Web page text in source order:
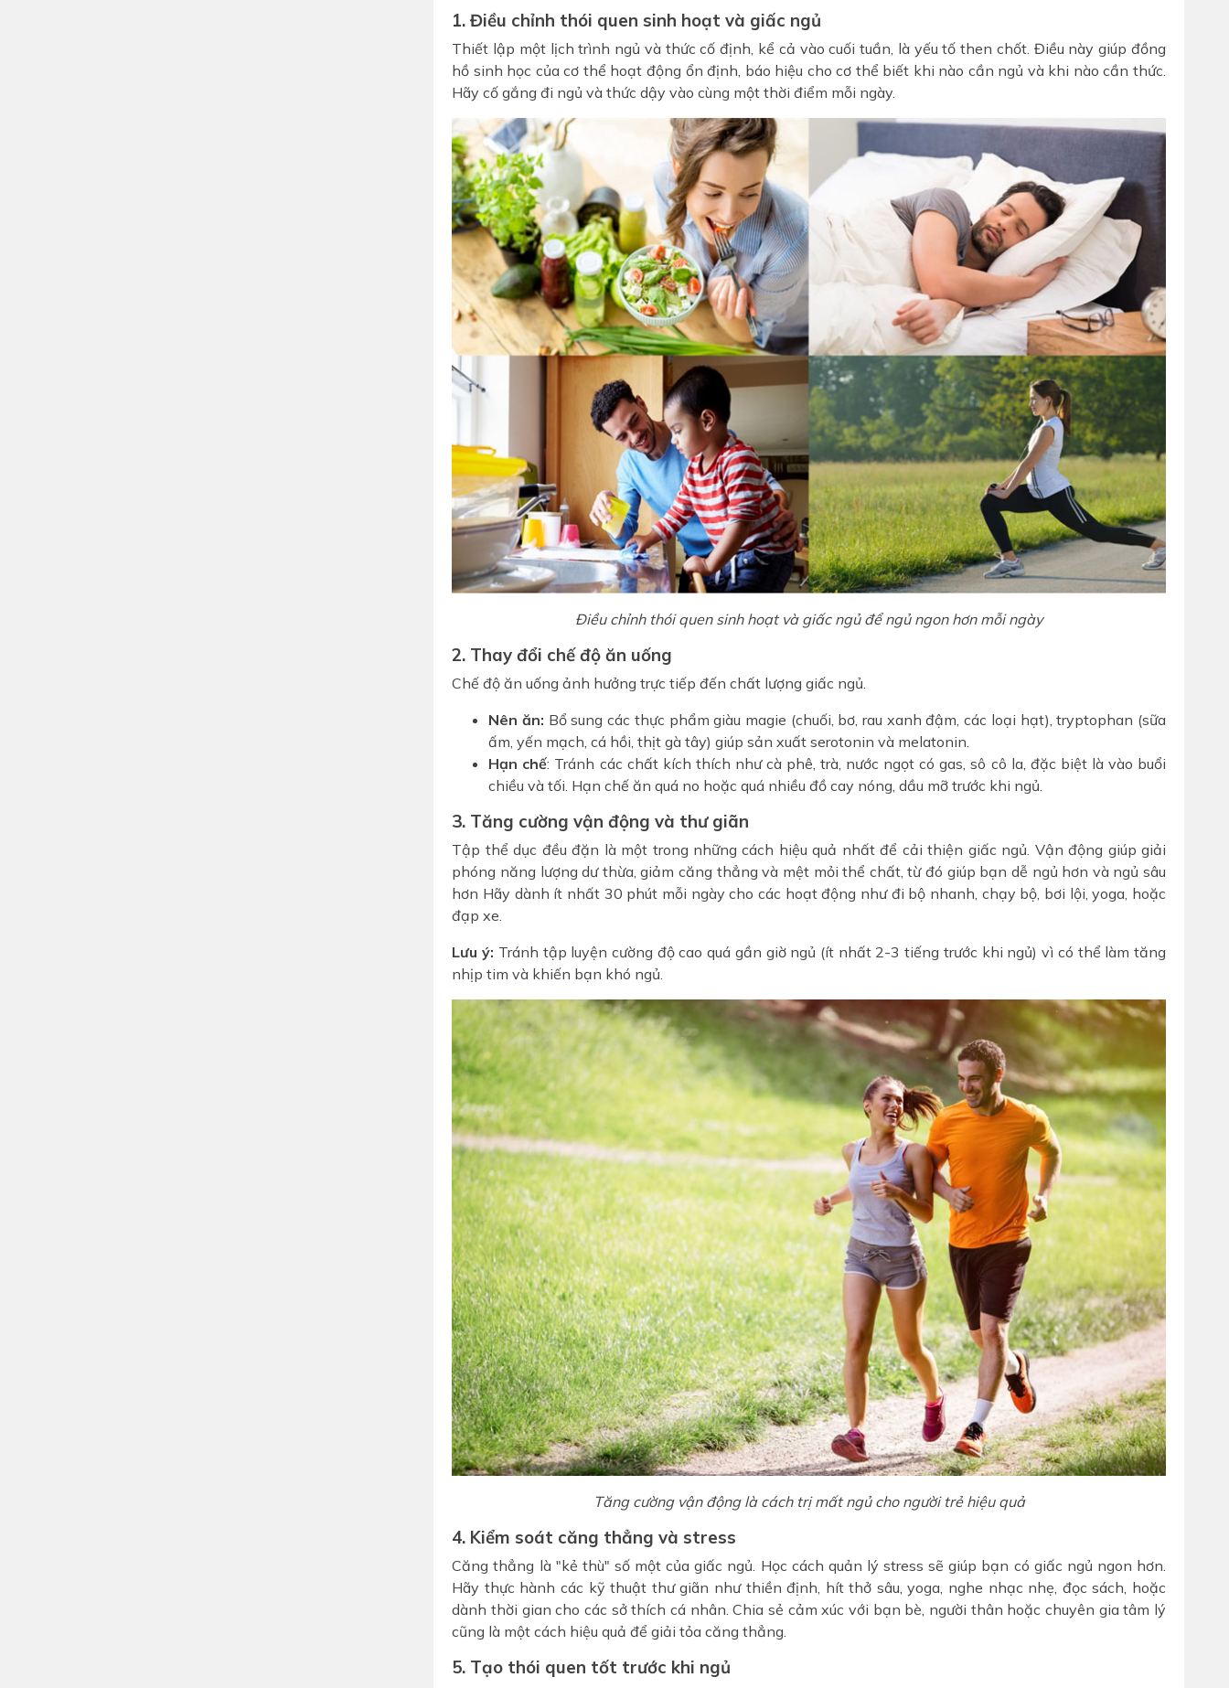
1. Điều chỉnh thói quen sinh hoạt và giấc ngủ
Thiết lập một lịch trình ngủ và thức cố định, kể cả vào cuối tuần, là yếu tố then chốt. Điều này giúp đồng
hồ sinh học của cơ thể hoạt động ổn định, báo hiệu cho cơ thể biết khi nào cần ngủ và khi nào cần thức.
Hãy cố gắng đi ngủ và thức dậy vào cùng một thời điểm mỗi ngày.
Điều chỉnh thói quen sinh hoạt và giấc ngủ để ngủ ngon hơn mỗi ngày
2. Thay đổi chế độ ăn uống
Chế độ ăn uống ảnh hưởng trực tiếp đến chất lượng giấc ngủ.
Nên ăn: Bổ sung các thực phẩm giàu magie (chuối, bơ, rau xanh đậm, các loại hạt), tryptophan (sữa
ấm, yến mạch, cá hồi, thịt gà tây) giúp sản xuất serotonin và melatonin.
Hạn chế: Tránh các chất kích thích như cà phê, trà, nước ngọt có gas, sô cô la, đặc biệt là vào buổi
chiều và tối. Hạn chế ăn quá no hoặc quá nhiều đồ cay nóng, dầu mỡ trước khi ngủ.
3. Tăng cường vận động và thư giãn
Tập thể dục đều đặn là một trong những cách hiệu quả nhất để cải thiện giấc ngủ. Vận động giúp giải
phóng năng lượng dư thừa, giảm căng thẳng và mệt mỏi thể chất, từ đó giúp bạn dễ ngủ hơn và ngủ sâu
hơn Hãy dành ít nhất 30 phút mỗi ngày cho các hoạt động như đi bộ nhanh, chạy bộ, bơi lội, yoga, hoặc
đạp xe.
Lưu ý: Tránh tập luyện cường độ cao quá gần giờ ngủ (ít nhất 2-3 tiếng trước khi ngủ) vì có thể làm tăng
nhịp tim và khiến bạn khó ngủ.
Tăng cường vận động là cách trị mất ngủ cho người trẻ hiệu quả
4. Kiểm soát căng thẳng và stress
Căng thẳng là "kẻ thù" số một của giấc ngủ. Học cách quản lý stress sẽ giúp bạn có giấc ngủ ngon hơn.
Hãy thực hành các kỹ thuật thư giãn như thiền định, hít thở sâu, yoga, nghe nhạc nhẹ, đọc sách, hoặc
dành thời gian cho các sở thích cá nhân. Chia sẻ cảm xúc với bạn bè, người thân hoặc chuyên gia tâm lý
cũng là một cách hiệu quả để giải tỏa căng thẳng.
5. Tạo thói quen tốt trước khi ngủ